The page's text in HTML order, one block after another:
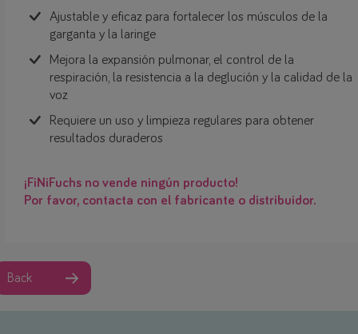
Ajustable y eficaz para fortalecer los músculos de la
garganta y la laringe
Mejora la expansión pulmonar, el control de la
respiración, la resistencia a la deglución y la calidad de la
voz
Requiere un uso y limpieza regulares para obtener
resultados duraderos
¡FiNiFuchs no vende ningún producto!
Por favor, contacta con el fabricante o distribuidor.
Back